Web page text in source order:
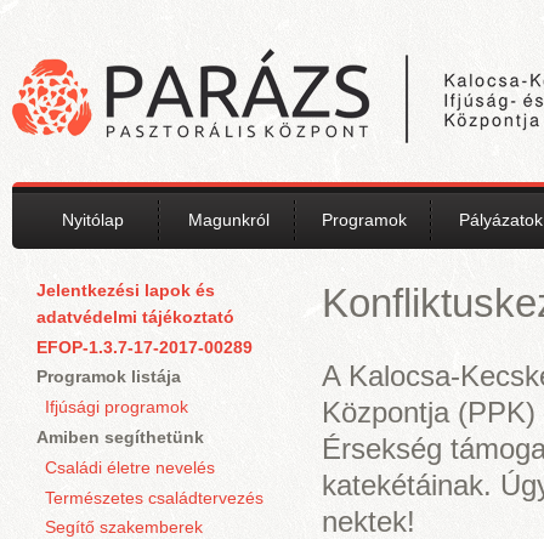
Nyitólap Magunkról Programok Pályázatok
Jelentkezési lapok és
adatvédelmi tájékoztató
EFOP-1.3.7-17-2017-00289
Programok listája
Ifjúsági programok
Amiben segíthetünk
Családi életre nevelés
Természetes családtervezés
Segítő szakemberek
A Kalocsa-
Központja
Érsekség
katekétáinak.
nektek!